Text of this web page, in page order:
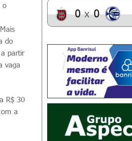
o
do
partir
vaga
R$ 30
a
0 x 0